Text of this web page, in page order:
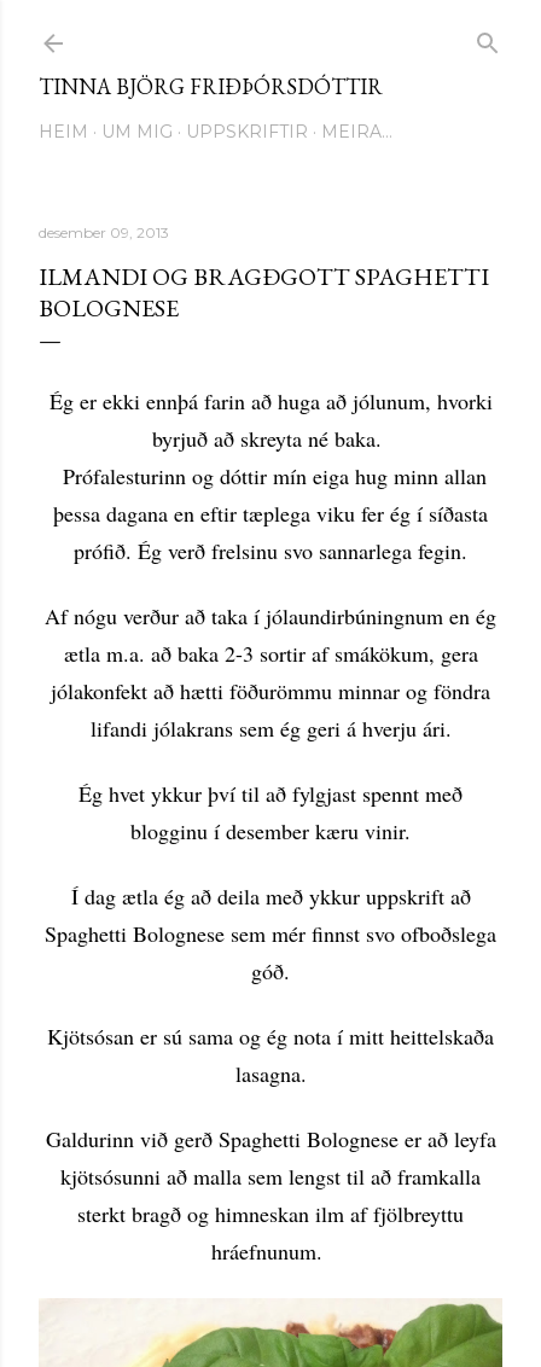
TINNA BJÖRG FRIÐÞÓRSDÓTTIR
HEIM UM MIG UPPSKRIFTIR MEIRA…
desember 09, 2013
ILMANDI OG BRAGÐGOTT SPAGHETTI
BOLOGNESE
Ég er ekki ennþá farin að huga að jólunum, hvorki
byrjuð að skreyta né baka.
Prófalesturinn og dóttir mín eiga hug minn allan
þessa dagana en eftir tæplega viku fer ég í síðasta
prófið. Ég verð frelsinu svo sannarlega fegin.
Af nógu verður að taka í jólaundirbúningnum en ég
ætla m.a. að baka 2-3 sortir af smákökum, gera
jólakonfekt að hætti föðurömmu minnar og föndra
lifandi jólakrans sem ég geri á hverju ári.
Ég hvet ykkur því til að fylgjast spennt með
blogginu í desember kæru vinir.
Í dag ætla ég að deila með ykkur uppskrift að
Spaghetti Bolognese sem mér finnst svo ofboðslega
góð.
Kjötsósan er sú sama og ég nota í mitt heittelskaða
lasagna.
Galdurinn við gerð Spaghetti Bolognese er að leyfa
kjötsósunni að malla sem lengst til að framkalla
sterkt bragð og himneskan ilm af fjölbreyttu
hráefnunum.